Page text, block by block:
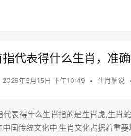
代表得什么生肖，准
2026年5月15日 下午10:49 • 生肖解说
代表得什么生肖指的是生肖虎,生肖
中国传统文化中,生肖文化占据着重